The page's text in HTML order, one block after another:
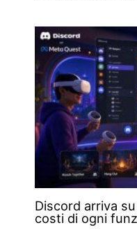
Discord arriva
costi di ogni